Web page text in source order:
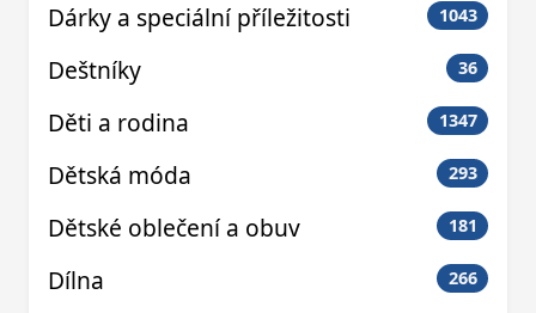
Dárky a speciální příležitosti 1043
Deštníky 36
Děti a rodina 1347
Dětská móda 293
Dětské oblečení a obuv 181
Dílna 266